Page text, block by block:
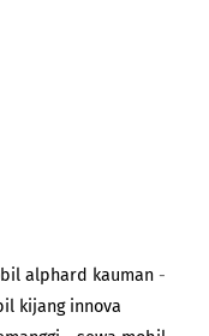
alphard kauman -
kijang innova